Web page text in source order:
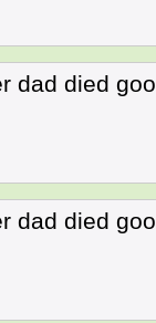
dad died
dad died